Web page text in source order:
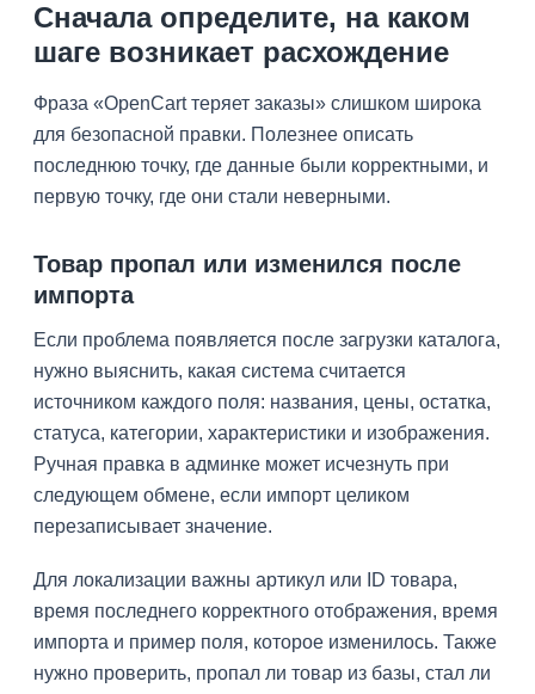
Сначала определите, на каком
шаге возникает расхождение
Фраза «OpenCart теряет заказы» слишком широка
для безопасной правки. Полезнее описать
последнюю точку, где данные были корректными, и
первую точку, где они стали неверными.
Товар пропал или изменился после
импорта
Если проблема появляется после загрузки каталога,
нужно выяснить, какая система считается
источником каждого поля: названия, цены, остатка,
статуса, категории, характеристики и изображения.
Ручная правка в админке может исчезнуть при
следующем обмене, если импорт целиком
перезаписывает значение.
Для локализации важны артикул или ID товара,
время последнего корректного отображения, время
импорта и пример поля, которое изменилось. Также
нужно проверить, пропал ли товар из базы, стал ли